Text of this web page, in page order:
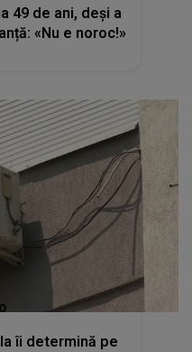
49 de ani, deși a
«Nu e noroc!»
îi determină pe